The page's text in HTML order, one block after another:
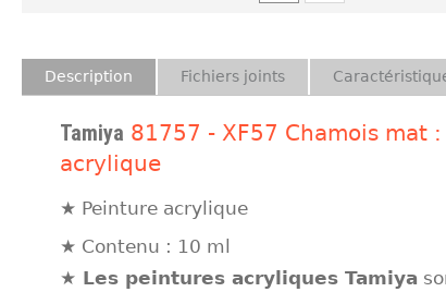
Description Fichiers joints
Tamiya 81757 - XF57 Chamois mat
acrylique
★ Peinture acrylique
★ Contenu : 10 ml
★ Les peintures acryliques Tamiya